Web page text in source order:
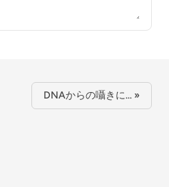
DNAからの囁きに… »